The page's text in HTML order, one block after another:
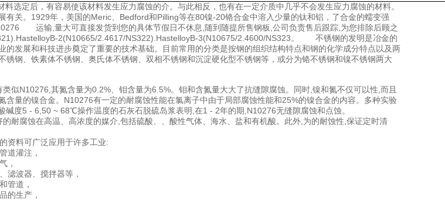
定后，有容易使该材料发生应力腐蚀的介。与此相反，也有在一定介质中几乎不会发生应力腐蚀的材料。
有关。1929年，美国的Meric、Bedford和Pilling等在80镍-20铬合金中溶入少量的钛和铝，了合金的蠕变强
运输,量大可直接发货到您的具体节假日不休息,随到随提所售钢板,公司负责售后跟踪,为您排除后顾之
2(N10665/2.4617/NS322).HastelloyB-3(N10675/2.4600/NS323。 不锈钢的发明是冶金的
的发展和科技进步奠定了重要的技术基础。目前常用的分类是按钢的组织结构特点和钢的化学成分特点以及两
锈钢、铁素体不锈钢、奥氏体不锈钢、双相不锈钢和沉淀硬化型不锈钢等，或分为铬不锈钢和镍不锈钢两大
似N10276,其氮含量为0.2%、钼含量为6.5%。钼和含氮量大大了抗缝隙腐蚀。同时,镍和氮不仅可以性,而且
含量的镍合金。N10276有一定的耐腐蚀性能在氯离子中由于局部腐蚀性能和25%的镍合金的内容。多种实验
碱度5 - 6,50 ~ 68℃操作温度的石灰石脱硫岛浆表明,在1 - 2年的期,N10276无缝隙腐蚀和点蚀。
耐腐蚀在高温、高浓度的媒介,包括硫酸、、酸性气体、海水、盐和有机酸。此外,为的耐蚀性,保证定时清
资料可广泛应用于许多工业:
道灌注，
，
滤波器、搅拌器等，
管道，
的生产，